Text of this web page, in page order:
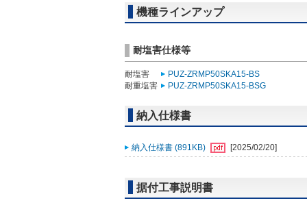
機種ラインアップ
耐塩害仕様等
耐塩害
PUZ-ZRMP50SKA15-BS
耐重塩害
PUZ-ZRMP50SKA15-BSG
納入仕様書
納入仕様書 (891KB) [2025/02/20]
据付工事説明書